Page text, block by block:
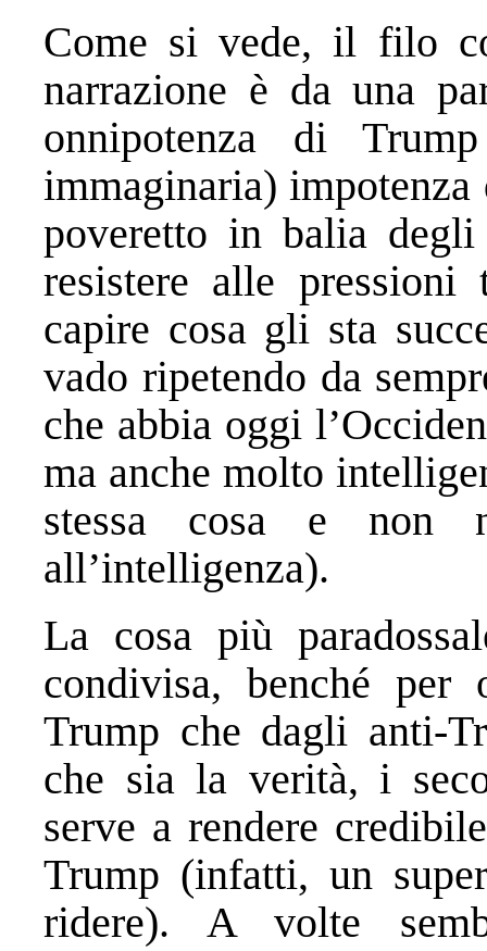
Come si vede, il filo
narrazione è da una
onnipotenza di
immaginaria)
poveretto in balia
resistere alle
capire cosa gli sta
vado ripetendo da
che abbia oggi
ma anche molto
stessa cosa e non
all’intelligenza).
La cosa più
condivisa, benché
Trump che dagli anti-
che sia la verità, i
serve a rendere
Trump (infatti, un
ridere). A volte